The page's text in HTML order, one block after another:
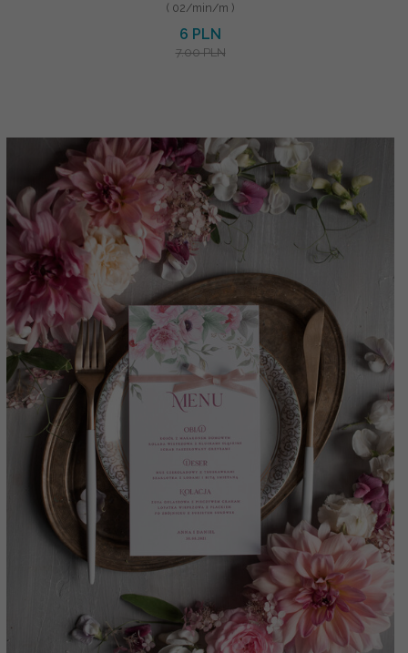
( 02/min/m )
6 PLN
7.00 PLN